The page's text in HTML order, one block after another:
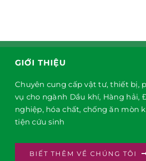
GIỚI THIỆU
Chuyên cung cấp vật tư, thiết bị,
vụ cho ngành Dầu khí, Hàng hải,
nghiệp, hóa chất, chống ăn mòn
tiện cứu sinh
BIẾT THÊM VỀ CHÚNG TÔI